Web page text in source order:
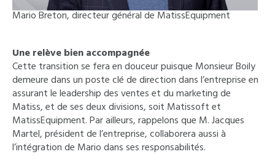
Mario Breton, directeur général de MatissEquipment
Une relève bien accompagnée
Cette transition se fera en douceur puisque Monsieur Boily
demeure dans un poste clé de direction dans l’entreprise en
assurant le leadership des ventes et du marketing de
Matiss, et de ses deux divisions, soit Matissoft et
MatissEquipment. Par ailleurs, rappelons que M. Jacques
Martel, président de l’entreprise, collaborera aussi à
l’intégration de Mario dans ses responsabilités.